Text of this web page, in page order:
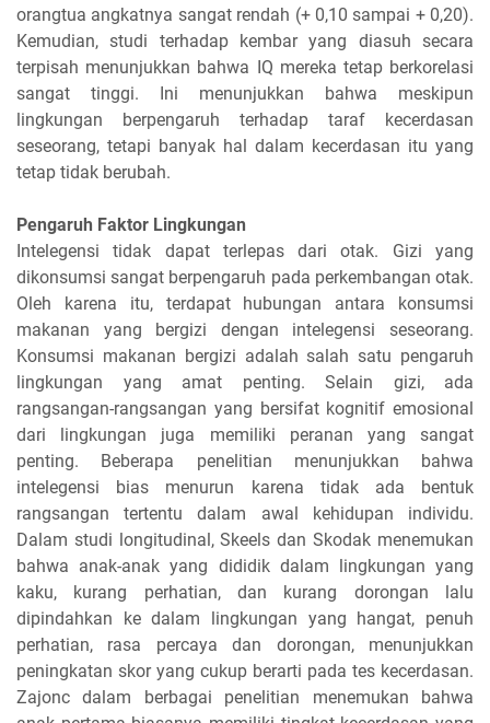
orangtua angkatnya sangat rendah (+ 0,10 sampai + 0,20).
Kemudian, studi terhadap kembar yang diasuh secara
terpisah menunjukkan bahwa IQ mereka tetap berkorelasi
sangat tinggi. Ini menunjukkan bahwa meskipun
lingkungan berpengaruh terhadap taraf kecerdasan
seseorang, tetapi banyak hal dalam kecerdasan itu yang
tetap tidak berubah.
Pengaruh Faktor Lingkungan
Intelegensi tidak dapat terlepas dari otak. Gizi yang
dikonsumsi sangat berpengaruh pada perkembangan otak.
Oleh karena itu, terdapat hubungan antara konsumsi
makanan yang bergizi dengan intelegensi seseorang.
Konsumsi makanan bergizi adalah salah satu pengaruh
lingkungan yang amat penting. Selain gizi, ada
rangsangan-rangsangan yang bersifat kognitif emosional
dari lingkungan juga memiliki peranan yang sangat
penting. Beberapa penelitian menunjukkan bahwa
intelegensi bias menurun karena tidak ada bentuk
rangsangan tertentu dalam awal kehidupan individu.
Dalam studi longitudinal, Skeels dan Skodak menemukan
bahwa anak-anak yang dididik dalam lingkungan yang
kaku, kurang perhatian, dan kurang dorongan lalu
dipindahkan ke dalam lingkungan yang hangat, penuh
perhatian, rasa percaya dan dorongan, menunjukkan
peningkatan skor yang cukup berarti pada tes kecerdasan.
Zajonc dalam berbagai penelitian menemukan bahwa